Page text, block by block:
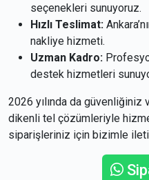
seçenekleri sunuyoruz.
Hızlı Teslimat:
nakliye hizmeti.
Uzman Kadro:
destek hizmetleri
2026 yılında da güvenliğiniz
dikenli tel çözümleriyle
siparişleriniz için bizimle